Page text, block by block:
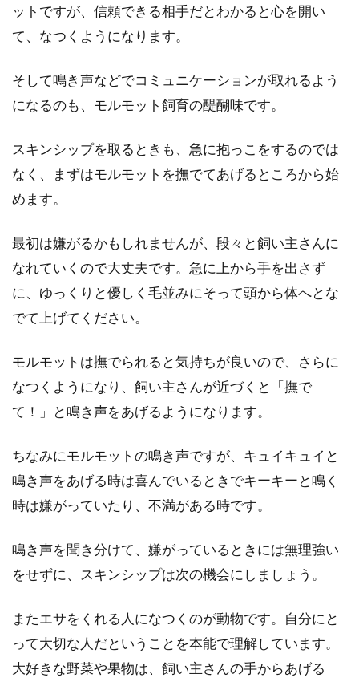
ットですが、信頼できる相手だとわかると心を開い
て、なつくようになります。
そして鳴き声などでコミュニケーションが取れるよう
になるのも、モルモット飼育の醍醐味です。
スキンシップを取るときも、急に抱っこをするのでは
なく、まずはモルモットを撫でてあげるところから始
めます。
最初は嫌がるかもしれませんが、段々と飼い主さんに
なれていくので大丈夫です。急に上から手を出さず
に、ゆっくりと優しく毛並みにそって頭から体へとな
でて上げてください。
モルモットは撫でられると気持ちが良いので、さらに
なつくようになり、飼い主さんが近づくと「撫で
て！」と鳴き声をあげるようになります。
ちなみにモルモットの鳴き声ですが、キュイキュイと
鳴き声をあげる時は喜んでいるときでキーキーと鳴く
時は嫌がっていたり、不満がある時です。
鳴き声を聞き分けて、嫌がっているときには無理強い
をせずに、スキンシップは次の機会にしましょう。
またエサをくれる人になつくのが動物です。自分にと
って大切な人だということを本能で理解しています。
大好きな野菜や果物は、飼い主さんの手からあげる